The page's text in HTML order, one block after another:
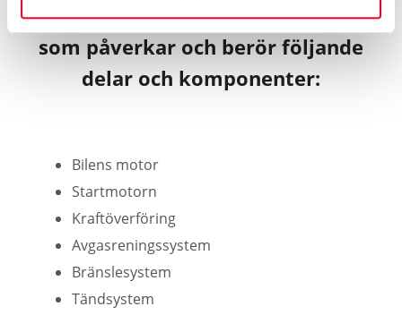
Bilgarantin gäller skador eller fel
som påverkar och berör följande
delar och komponenter:
Bilens motor
Startmotorn
Kraftöverföring
Avgasreningssystem
Bränslesystem
Tändsystem